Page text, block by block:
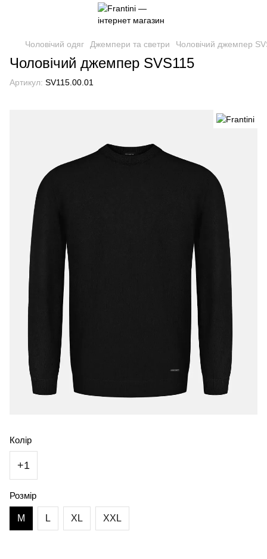
Чоловічий одяг Джемпери та светри Чоловічий джемпер
Чоловічий джемпер SVS115
Артикул: SV115.00.01
Колір
+1
Розмір
M L XL XXL